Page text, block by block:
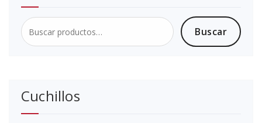
Buscar
por:
Buscar
Cuchillos